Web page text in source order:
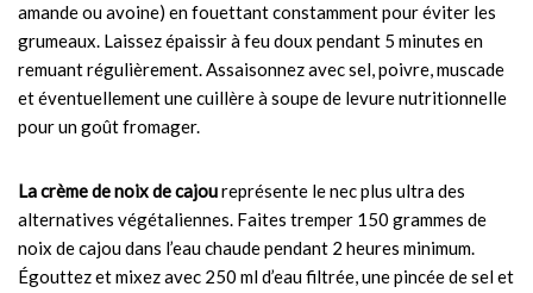
amande ou avoine) en fouettant constamment pour éviter les
grumeaux. Laissez épaissir à feu doux pendant 5 minutes en
remuant régulièrement. Assaisonnez avec sel, poivre, muscade
et éventuellement une cuillère à soupe de levure nutritionnelle
pour un goût fromager.
La crème de noix de cajoureprésente le nec plus ultra des
alternatives végétaliennes. Faites tremper 150 grammes de
noix de cajou dans l’eau chaude pendant 2 heures minimum.
Égouttez et mixez avec 250 ml d’eau filtrée, une pincée de sel et